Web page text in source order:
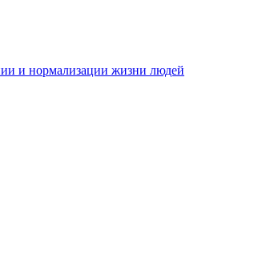
и нормализации жизни людей